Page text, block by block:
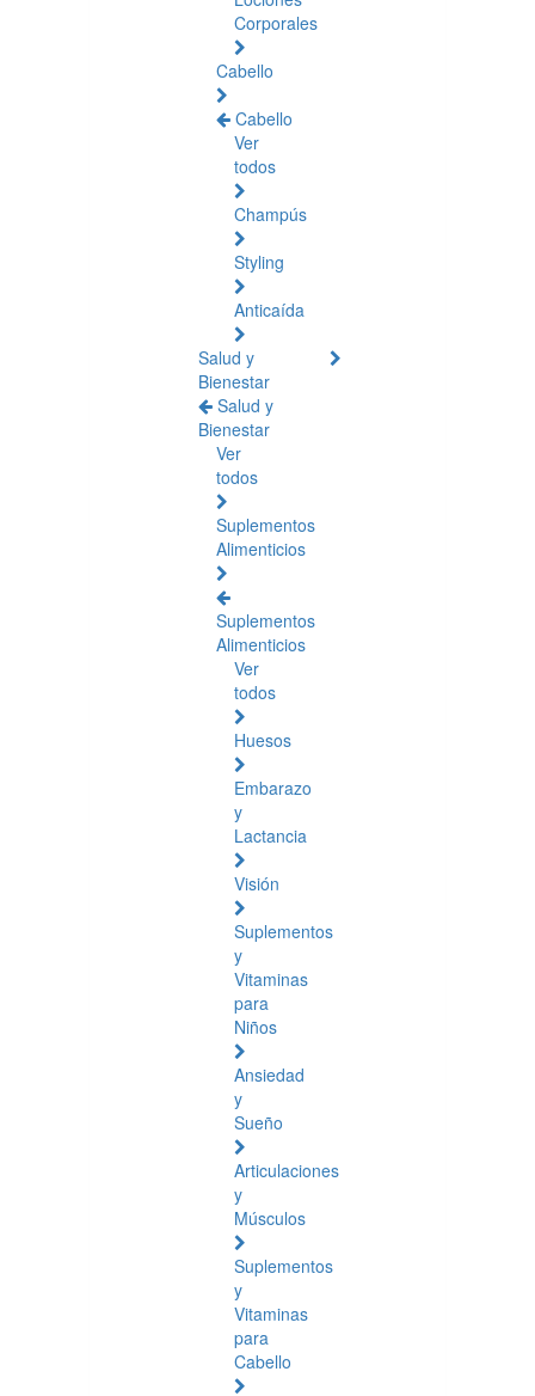
Corporales
Cabello
Cabello
Ver
todos
Champús
Styling
Anticaída
Salud y
Bienestar
Salud y
Bienestar
Ver
todos
Suplementos
Alimenticios
Suplementos
Alimenticios
Ver
todos
Huesos
Embarazo
y
Lactancia
Visión
Suplementos
y
Vitaminas
para
Niños
Ansiedad
y
Sueño
Articulaciones
y
Músculos
Suplementos
y
Vitaminas
para
Cabello